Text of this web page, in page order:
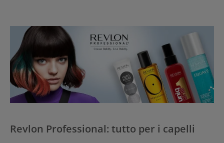
Revlon Professional: tutto per i capelli